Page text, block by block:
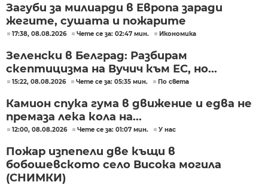
Загуби за милиарди в Европа заради
жегите, сушата и пожарите
17:38, 08.08.2026 Чете се за: 02:47 мин. Икономика
Зеленски в Белград: Разбирам
скептицизма на Вучич към ЕС, но...
15:22, 08.08.2026 Чете се за: 05:35 мин. По света
Камион спука гума в движение и едва не
премаза лека кола на...
12:00, 08.08.2026 Чете се за: 01:07 мин. У нас
Пожар изпепели две къщи в
бобошевското село Висока могила
(СНИМКИ)